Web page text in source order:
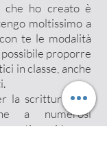
che ho creato è
moltissimo a
te le modalità
proporre
in classe, anche
la scrittura e la
a numerosi
mi hanno